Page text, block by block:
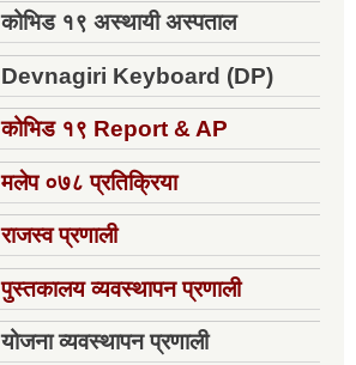
कोभिड १९ अस्थायी अस्पताल
Devnagiri Keyboard (DP)
कोभिड १९ Report & AP
मलेप ०७८ प्रतिक्रिया
राजस्व प्रणाली
पुस्तकालय व्यवस्थापन प्रणाली
योजना व्यवस्थापन प्रणाली